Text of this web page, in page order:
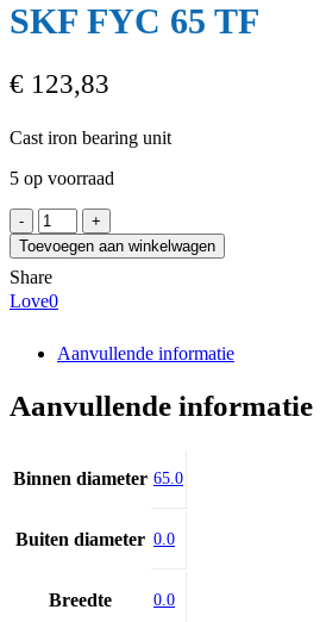
SKF FYC 65 TF
€ 123,83
Cast iron bearing unit
5 op voorraad
SKF
FYC
65
TF
aantal
Toevoegen aan winkelwagen
Share
Love0
Aanvullende informatie
Aanvullende informatie
Binnen diameter 65.0
Buiten diameter 0.0
Breedte 0.0